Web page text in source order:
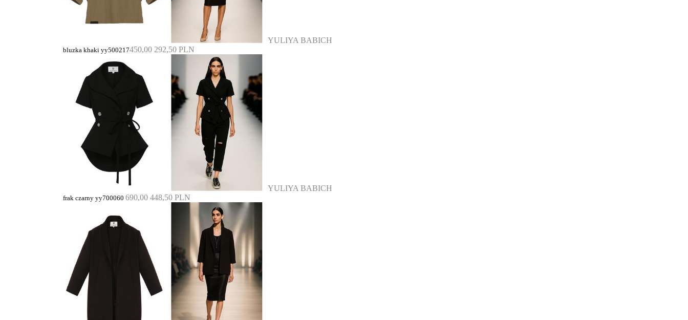
YULIYA BABICH
bluzka khaki yy500217450,00 292,50 PLN
YULIYA BABICH
frak czarny yy700060 690,00 448,50 PLN